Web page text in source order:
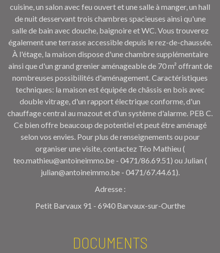
cuisine, un salon avec feu ouvert et une salle à manger, un hall
de nuit desservant trois chambres spacieuses ainsi qu'une
salle de bain avec douche, baignoire et WC. Vous trouverez
également une terrasse accessible depuis le rez-de-chaussée.
À l'étage, la maison dispose d'une chambre supplémentaire
ainsi que d'un grand grenier aménageable de 70 m² offrant de
nombreuses possibilités d'aménagement. Caractéristiques
techniques: la maison est équipée de châssis en bois avec
double vitrage, d'un rapport électrique conforme, d'un
chauffage central au mazout et d'un système d'alarme. PEB C.
Ce bien offre beaucoup de potentiel et peut être aménagé
selon vos envies. Pour plus de renseignements ou pour
organiser une visite, contactez Téo Mathieu (
teo.mathieu@antoineimmo.be - 0471/86.69.51) ou Julian (
julian@antoineimmo.be - 0471/67.44.61).
Adresse :
Petit Barvaux 91 - 6940 Barvaux-sur-Ourthe
DOCUMENTS